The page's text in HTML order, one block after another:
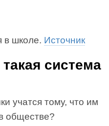
в школе. Источник
система
учатся тому, что им
обществе?